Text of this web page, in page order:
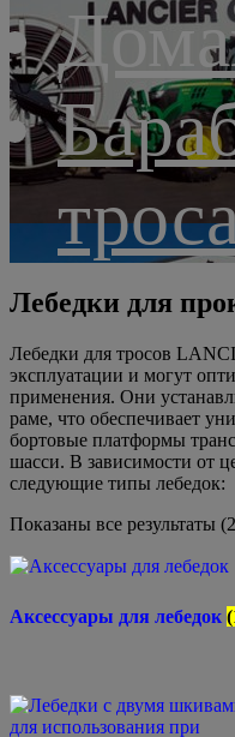
Лебедки для
Лебедки для тросов
эксплуатации и могут
применения. Они
раме, что обеспечивает
бортовые платформы
шасси. В зависимости от
следующие типы лебедок:
Показаны все результаты
Аксессуары для лебедок